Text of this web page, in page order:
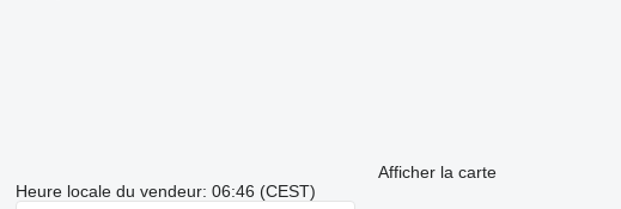
Afficher la carte
Heure locale du vendeur: 06:46 (CEST)